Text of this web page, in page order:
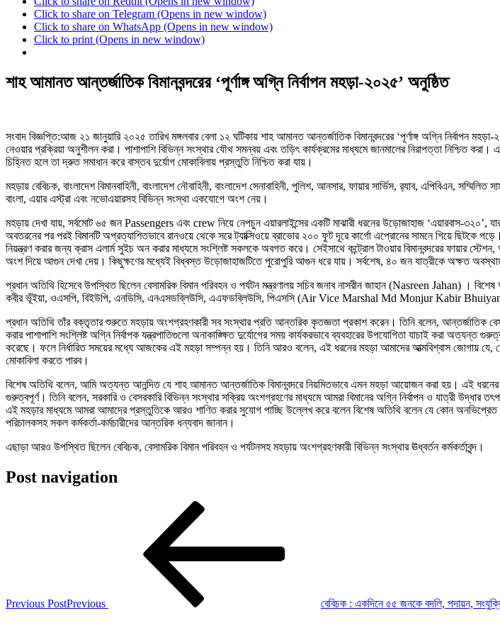
Click to share on Telegram (Opens in new window)
Click to share on WhatsApp (Opens in new window)
Click to print (Opens in new window)
শাহ আমানত আন্তর্জাতিক বিমানবন্দরের ‘পূর্ণাঙ্গ অগ্নি নির্বাপন মহড়া-২০২৫’ অনুষ্ঠিত
সংবাদ বিজ্ঞপ্তি:আজ ২১ জানুয়ারি ২০২৫ তারিখ মঙ্গলবার বেলা ১২ ঘটিকায় শাহ আমানত আন্তর্জাতিক বিমানবন্দরের ‘পূর্ণাঙ্গ অগ্নি নির্বাপন
নেওয়ার প্রক্রিয়া অনুশীলন করা। পাশাপাশি বিভিন্ন সংস্থার যৌথ সমন্বয় এবং তড়িৎ কার্যক্রমের মাধ্যমে জানমালের নিরাপত্তা নিশ্চিত
চিহ্নিত হলে তা দ্রুত সমাধান করে বাস্তব দুর্যোগ মোকাবিলায় প্রস্তুতি নিশ্চিত করা যায়।
মহড়ায় বেবিচক, বাংলাদেশ বিমানবাহিনী, বাংলাদেশ নৌবাহিনী, বাংলাদেশ সেনাবাহিনী, পুলিশ, আনসার, ফায়ার সার্ভিস, র‍্যাব, এপিবিএন,
বাংলা, এয়ার এস্ট্রা এবং নভোএয়ারসহ বিভিন্ন সংস্থা একযোগে অংশ নেয়।
মহড়ায় দেখা যায়, সর্বমোট ৬৫ জন Passengers এবং crew নিয়ে নেপচুন এয়ারলাইন্সের একটি মাঝারী ধরনের উড়োজাহাজ ‘এয়ারবাস-
অবতরনের পর পরই বিমানটি অপ্রত্যাশিতভাবে রানওয়ে থেকে সরে ট্যাক্সিওয়ে ব্রাভোর ২০০ ফুট দূরে কার্গো এপ্রোনের সামনে গিয়ে ছিটকে
নিয়ন্ত্রণ করার জন্য ক্রাস এলার্ম সুইচ অন করার মাধ্যমে সংশ্লিষ্ট সকলকে অবগত করে। সেইসাথে কন্ট্রোল টাওয়ার বিমানবন্দরের ফায়ার
অংশ দিয়ে আগুন দেখা দেয়। কিছুক্ষণের মধ্যেই বিধ্বস্ত উড়োজাহাজটিতে পুরোপুরি আগুন ধরে যায়। সর্বশেষ, ৪০ জন যাত্রীকে অক্ষত
প্রধান অতিথি হিসেবে উপস্থিত ছিলেন বেসামরিক বিমান পরিবহন ও পর্যটন মন্ত্রণালয় সচিব জনাব নাসরীন জাহান (Nasreen Jahan) ।
কবীর ভূঁইয়া, ওএসপি, বিইউপি, এনডিসি, এনএসডব্লিউসি, এএফডব্লিউসি, পিএসসি (Air Vice Marshal Md Monjur Kabir
প্রধান অতিথি তাঁর বক্তৃতার শুরুতে মহড়ায় অংশগ্রহণকারী সব সংস্থার প্রতি আন্তরিক কৃতজ্ঞতা প্রকাশ করেন। তিনি বলেন, আন্তর্জাতিক
করার পাশাপাশি সংশ্লিষ্ট অগ্নি নির্বাপক যন্ত্রপাতিগুলো অনাকাঙ্ক্ষিত দুর্যোগের সময় কার্যকরভাবে ব্যবহারের উপযোগিতা যাচাই করা
করেছে। ফলে নির্ধারিত সময়ের মধ্যে আজকের এই মহড়া সম্পন্ন হয়। তিনি আরও বলেন, এই ধরনের মহড়া আমাদের আত্মবিশ্বাস জোগায় যে,
মোকাবিলা করতে পারব।
বিশেষ অতিথি বলেন, আমি অত্যন্ত আনন্দিত যে শাহ আমানত আন্তর্জাতিক বিমানবন্দরে নিয়মিতভাবে এমন মহড়া আয়োজন করা হয়। এই ধরনের
গুরুত্বপূর্ণ। তিনি বলেন, সরকারি ও বেসরকারি বিভিন্ন সংস্থার সক্রিয় অংশগ্রহণের মাধ্যমে আমরা বিমানের অগ্নি নির্বাপন ও যাত্রী
এই মহড়ার মাধ্যমে আমরা আমাদের প্রস্তুতিকে আরও শাণিত করার সুযোগ পাচ্ছি উল্লেখ করে বলেন বিশেষ অতিথি বলেন যে কোন অনভিপ্রেত
পরিচালকসহ সকল কর্মকর্তা-কর্মচারীদের আন্তরিক ধন্যবাদ জানান।
এছাড়া আরও উপস্থিত ছিলেন বেবিচক, বেসামরিক বিমান পরিবহন ও পর্যটনসহ মহড়ায় অংশগ্রহণকারী বিভিন্ন সংস্থার ঊধ্বর্তন কর্মকর্তাবৃন্দ।
Post navigation
Previous PostPrevious বেবিচক : একদিনে ৫৫ জনকে বদলি, পদায়ন,